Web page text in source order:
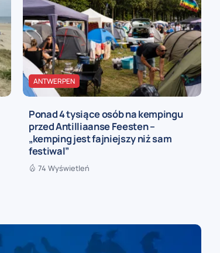
ANTWERPEN
Ponad 4 tysiące osób na kempingu
przed Antilliaanse Feesten –
„kemping jest fajniejszy niż sam
festiwal”
74 Wyświetleń